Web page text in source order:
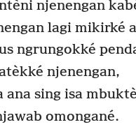
njenengan
lagi mikirké
ngrungokké
njenengan,
ana sing isa
omongané.